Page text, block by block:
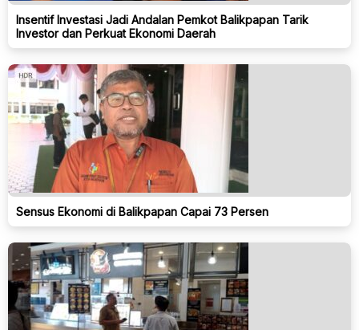
Insentif Investasi Jadi Andalan Pemkot Balikpapan Tarik
Investor dan Perkuat Ekonomi Daerah
Sensus Ekonomi di Balikpapan Capai 73 Persen